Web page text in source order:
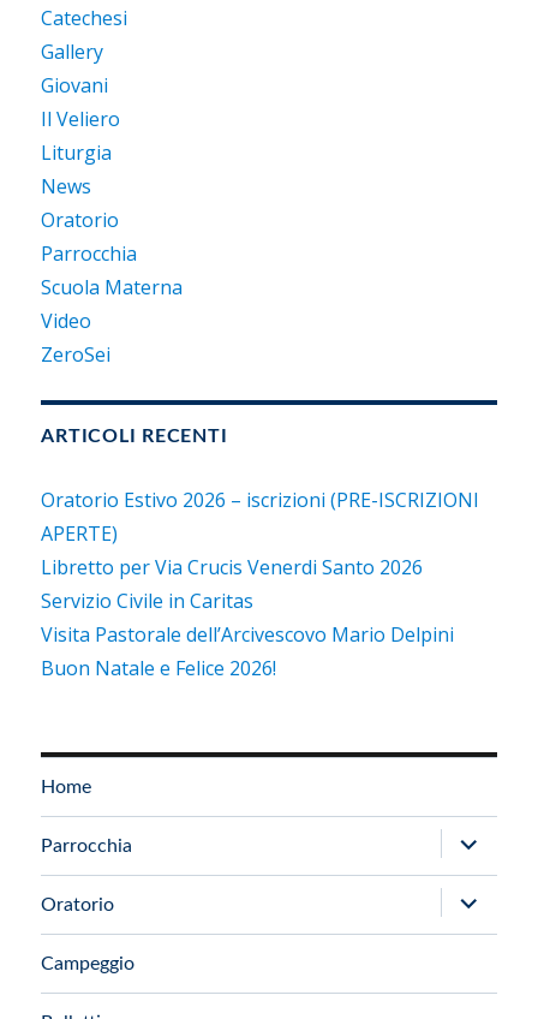
Catechesi
Gallery
Giovani
Il Veliero
Liturgia
News
Oratorio
Parrocchia
Scuola Materna
Video
ZeroSei
ARTICOLI RECENTI
Oratorio Estivo 2026 – iscrizioni (PRE-ISCRIZIONI
APERTE)
Libretto per Via Crucis Venerdi Santo 2026
Servizio Civile in Caritas
Visita Pastorale dell’Arcivescovo Mario Delpini
Buon Natale e Felice 2026!
Home
Parrocchia
apri
i
menu
Oratorio
apri
i
Campeggio